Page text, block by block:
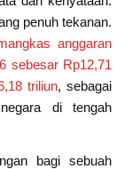
penuh tekanan.
anggaran
sebesar Rp12,71
triliun, sebagai
di tengah
bagi sebuah